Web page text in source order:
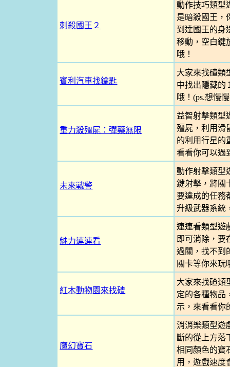
刺殺國王２
動作技巧類型
是暗殺國王，
到達國王的身
移動，空白鍵
哦！
賓利汽車找鑰匙
大家來找碴類
中找出隱藏的
哦！(ps.想慢
重力殺殭屍：彈藥無限
益智射擊類型
殭屍，利用滑
的利用行星的
看看你可以過
未來戰警
動作射擊類型
鍵射擊，將關
要達成的任務
升級武器系統
魅力連連看
連連看類型遊
即可消除，要
過關，找不到
關卡等你來玩
紅木動物園來找碴
大家來找碴類
定的各種物品
示，來看看你
魔幻寶石
消消樂類型遊
斷的從上方落
相同顏色的寶
用，遊戲速度